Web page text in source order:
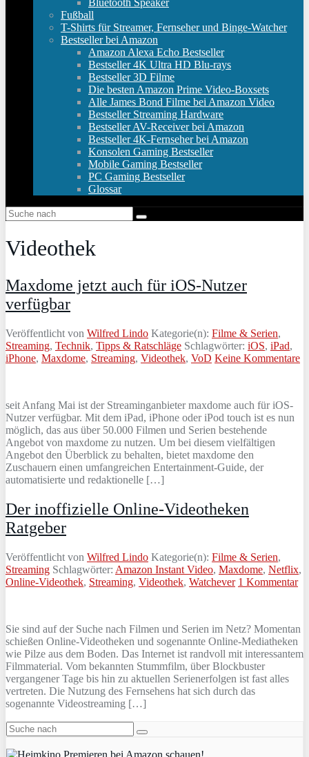
Bluetooth Speaker
Fußball
T-Shirts für Streamer, Fernseher und Binge-Watcher
Bestseller bei Amazon
Amazon Alexa Echo Bestseller
Bestseller 4K Ultra HD Blu-rays
Bestseller 3D Filme
Die besten Amazon Prime Video-Boxsets
Alle James Bond Filme bei Amazon Video
Bestseller Streaming Hardware
Bestseller AV-Receiver bei Amazon
Bestseller 4K-Fernseher bei Amazon
Konsolen Gaming Bestseller
Mobile Gaming Bestseller
PC Gaming Bestseller
Glossar
Videothek
Maxdome jetzt auch für iOS-Nutzer
verfügbar
Veröffentlicht von Wilfred Lindo Kategorie(n): Filme & Serien,
Streaming, Technik, Tipps & Ratschläge Schlagwörter: iOS, iPad,
iPhone, Maxdome, Streaming, Videothek, VoD Keine Kommentare
seit Anfang Mai ist der Streaminganbieter maxdome auch für iOS-
Nutzer verfügbar. Mit dem iPad, iPhone oder iPod touch ist es nun
möglich, das aus über 50.000 Filmen und Serien bestehende
Angebot von maxdome zu nutzen. Um bei diesem vielfältigen
Angebot den Überblick zu behalten, bietet maxdome den
Zuschauern einen umfangreichen Entertainment-Guide, der
automatisierte und redaktionelle […]
Der inoffizielle Online-Videotheken
Ratgeber
Veröffentlicht von Wilfred Lindo Kategorie(n): Filme & Serien,
Streaming Schlagwörter: Amazon Instant Video, Maxdome, Netflix,
Online-Videothek, Streaming, Videothek, Watchever 1 Kommentar
Sie sind auf der Suche nach Filmen und Serien im Netz? Momentan
schießen Online-Videotheken und sogenannte Online-Mediatheken
wie Pilze aus dem Boden. Das Internet ist randvoll mit interessantem
Filmmaterial. Vom bekannten Stummfilm, über Blockbuster
vergangener Tage bis hin zu aktuellen Serienerfolgen ist fast alles
vertreten. Die Nutzung des Fernsehens hat sich durch das
sogenannte Videostreaming […]